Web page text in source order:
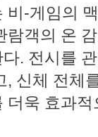
비-게임의
람객의 온
다. 전시를
, 신체 전체
더욱 효과